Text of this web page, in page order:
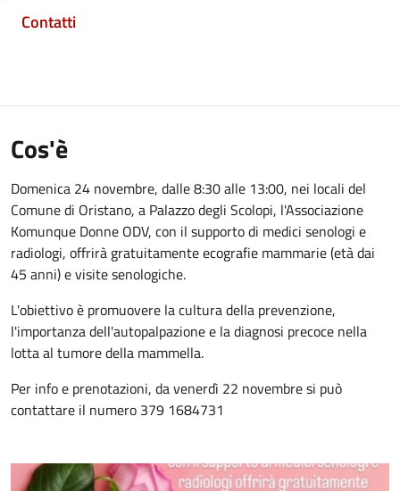
Contatti
Cos'è
Domenica 24 novembre, dalle 8:30 alle 13:00, nei locali del
Comune di Oristano, a Palazzo degli Scolopi, l'Associazione
Komunque Donne ODV, con il supporto di medici senologi e
radiologi, offrirà gratuitamente ecografie mammarie (età dai
45 anni) e visite senologiche.
L'obiettivo è promuovere la cultura della prevenzione,
l'importanza dell'autopalpazione e la diagnosi precoce nella
lotta al tumore della mammella.
Per info e prenotazioni, da venerdì 22 novembre si può
contattare il numero 379 1684731